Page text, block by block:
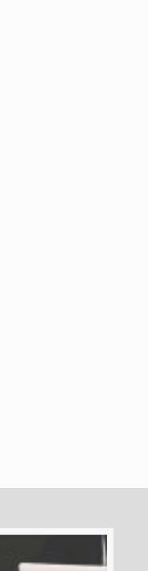
a. Nunc quis
a. Nunc quis
elit. Nulla mauris
Phasellus scelerisque